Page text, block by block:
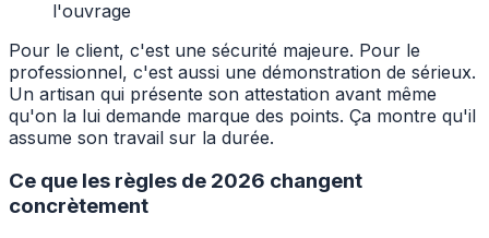
l'ouvrage
Pour le client, c'est une sécurité majeure. Pour le
professionnel, c'est aussi une démonstration de sérieux.
Un artisan qui présente son attestation avant même
qu'on la lui demande marque des points. Ça montre qu'il
assume son travail sur la durée.
Ce que les règles de 2026 changent
concrètement